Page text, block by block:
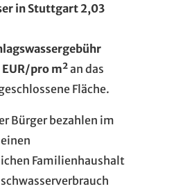
in Stuttgart 2,03
pro m²an das
Fläche.
Bürger bezahlen im
Familienhaushalt